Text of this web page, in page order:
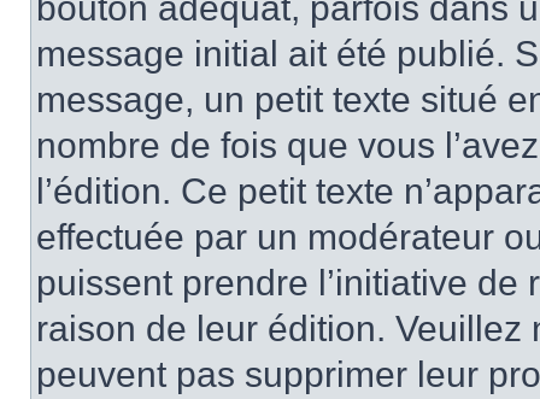
message initial ait été publié.
message, un petit texte situé
nombre de fois que vous
l’édition. Ce petit texte
effectuée par un modérateur
puissent prendre l’initiative
raison de leur édition.
peuvent pas supprimer leur